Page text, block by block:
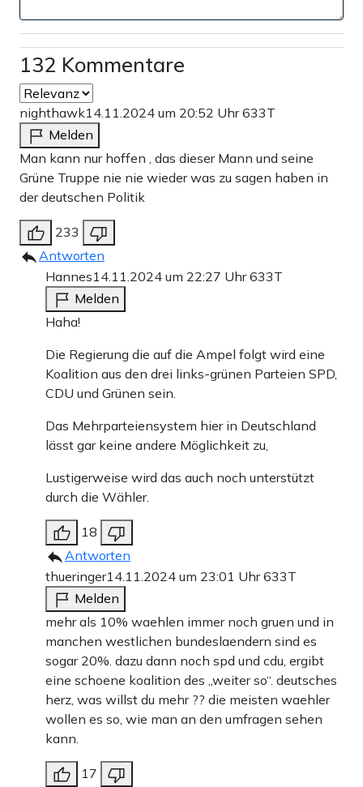
132 Kommentare
nighthawk14.11.2024 um 20:52 Uhr633T
Melden
Man kann nur hoffen , das dieser Mann und seine
Grüne Truppe nie nie wieder was zu sagen haben in
der deutschen Politik
233
Antworten
Hannes14.11.2024 um 22:27 Uhr633T
Melden
Haha!
Die Regierung die auf die Ampel folgt wird eine
Koalition aus den drei links-grünen Parteien SPD,
CDU und Grünen sein.
Das Mehrparteiensystem hier in Deutschland
lässt gar keine andere Möglichkeit zu,
Lustigerweise wird das auch noch unterstützt
durch die Wähler.
18
Antworten
thueringer14.11.2024 um 23:01 Uhr633T
Melden
mehr als 10% waehlen immer noch gruen und in
manchen westlichen bundeslaendern sind es
sogar 20%. dazu dann noch spd und cdu, ergibt
eine schoene koalition des „weiter so“. deutsches
herz, was willst du mehr ?? die meisten waehler
wollen es so, wie man an den umfragen sehen
kann.
17